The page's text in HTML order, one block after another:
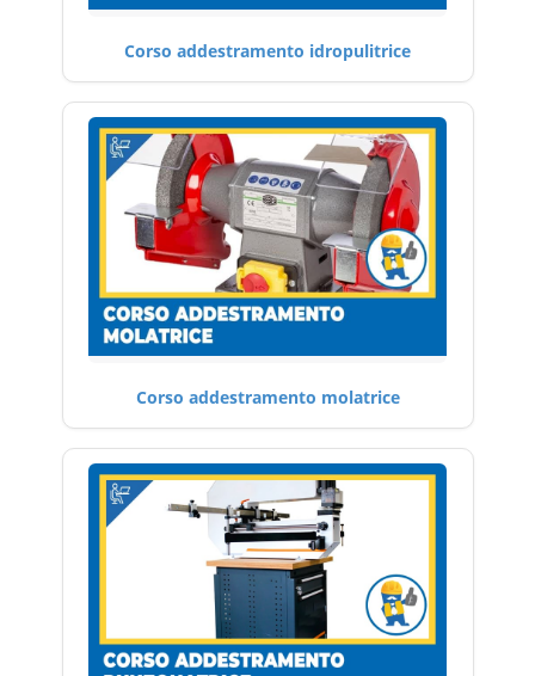
Corso addestramento idropulitrice
Corso addestramento molatrice